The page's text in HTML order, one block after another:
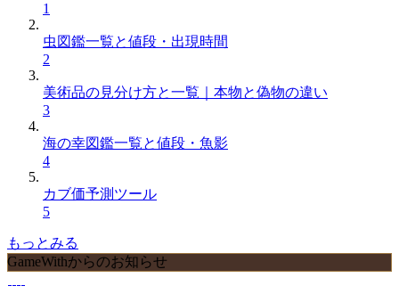
1
虫図鑑一覧と値段・出現時間
2
美術品の見分け方と一覧｜本物と偽物の違い
3
海の幸図鑑一覧と値段・魚影
4
カブ価予測ツール
5
もっとみる
GameWithからのお知らせ